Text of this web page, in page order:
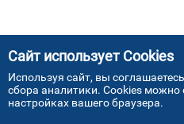
Сайт использует Cookies
Используя сайт, вы
сбора аналитики. Cookies
настройках вашего браузера.